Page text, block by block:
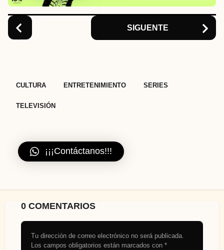
n
SIGUENTE
CULTURA ENTRETENIMIENTO SERIES
TELEVISIÓN
¡¡¡Contáctanos!!!
0 COMENTARIOS
Tu dirección de correo electrónico no será publicada.
Los campos obligatorios están marcados con *